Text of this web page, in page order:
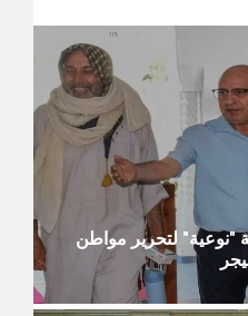
"نوعية" لتحرير مواطن